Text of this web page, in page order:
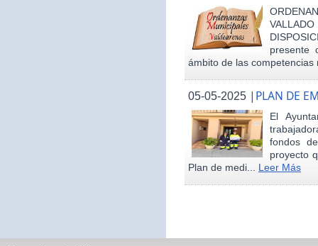
presente
ámbito de las
05-05-2025 | PLAN DE
El
fondos
proyecto
Plan de medi... Leer Más